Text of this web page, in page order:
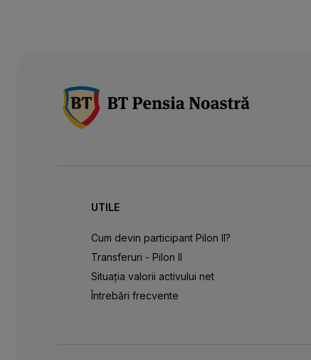
UTILE
Cum devin participant Pilon II?
Transferuri - Pilon II
Situația valorii activului net
Întrebări frecvente